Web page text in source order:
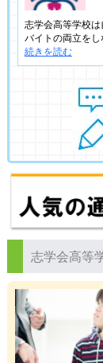
志学会高等学校
バイトの両立を
続きを読む
志学会高等